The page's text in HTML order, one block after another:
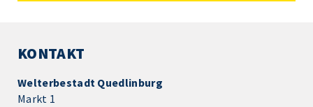
KONTAKT
Welterbestadt Quedlinburg
Markt 1